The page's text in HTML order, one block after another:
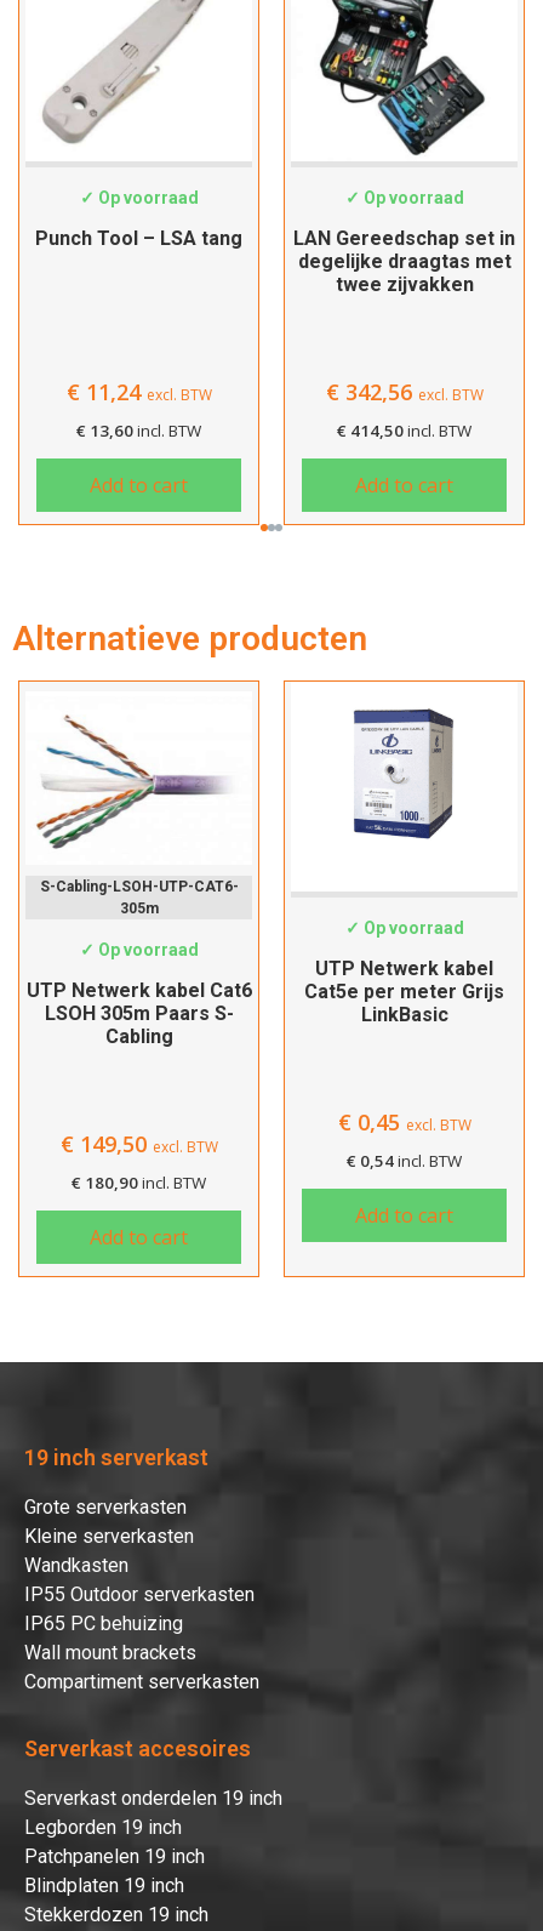
✓ Op voorraad
Punch Tool – LSA tang
€11,24 excl. BTW
€ 13,60incl. BTW
Add to cart
19062046
✓ Op voorraad
LAN Gereedschap set in
degelijke draagtas met
twee zijvakken
€342,56 excl. BTW
€ 414,50incl. BTW
Add to cart
Alternatieve producten
S-Cabling-LSOH-UTP-CAT6-
305m
✓ Op voorraad
UTP Netwerk kabel Cat6
LSOH 305m Paars S-
Cabling
€149,50 excl. BTW
€ 180,90incl. BTW
Add to cart
✓ Op voorraad
UTP Netwerk kabel
Cat5e per meter Grijs
LinkBasic
€0,45 excl. BTW
€ 0,54incl. BTW
Add to cart
19 inch serverkast
Grote serverkasten
Kleine serverkasten
Wandkasten
IP55 Outdoor serverkasten
IP65 PC behuizing
Wall mount brackets
Compartiment serverkasten
Serverkast accesoires
Serverkast onderdelen 19 inch
Legborden 19 inch
Patchpanelen 19 inch
Blindplaten 19 inch
Stekkerdozen 19 inch
Hartelijk dank!
Dit product is succesvol toegevoegd
aan uw winkelwagen!
Verder winkelen